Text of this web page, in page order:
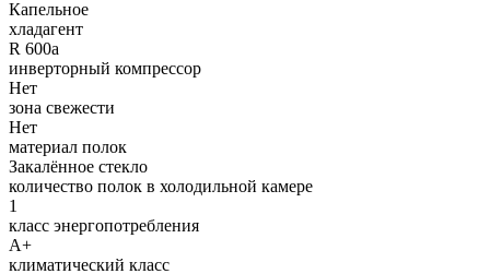
Капельное
хладагент
R 600a
инверторный компрессор
Нет
зона свежести
Нет
материал полок
Закалённое стекло
количество полок в холодильной камере
1
класс энергопотребления
A+
климатический класс